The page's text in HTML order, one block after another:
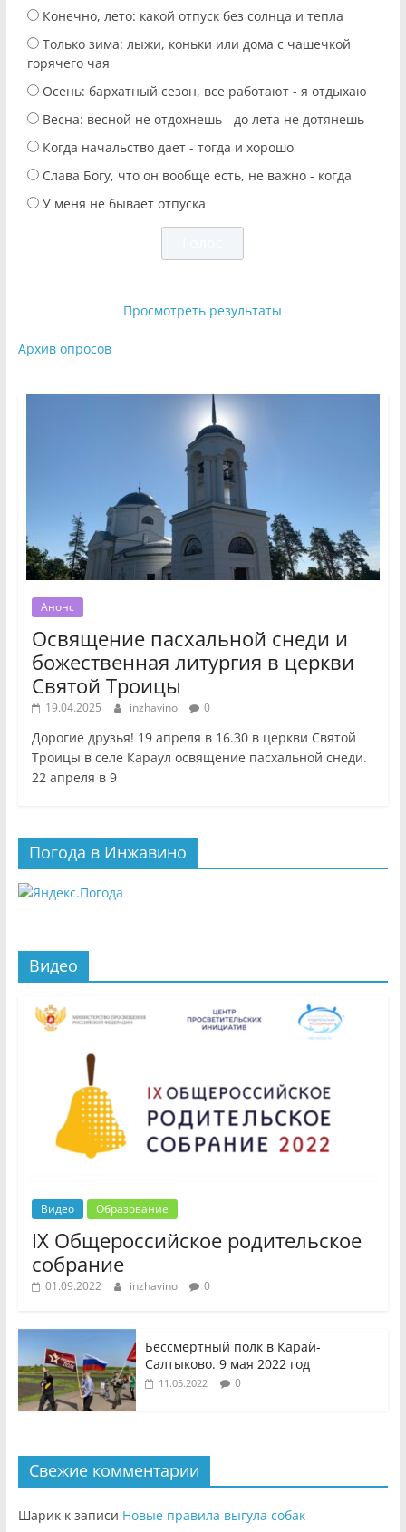
Конечно, лето: какой отпуск без солнца и тепла
Только зима: лыжи, коньки или дома с чашечкой
горячего чая
Осень: бархатный сезон, все работают - я отдыхаю
Весна: весной не отдохнешь - до лета не дотянешь
Когда начальство дает - тогда и хорошо
Слава Богу, что он вообще есть, не важно - когда
У меня не бывает отпуска
Просмотреть результаты
Архив опросов
Анонс
Освящение пасхальной снеди и
божественная литургия в церкви
Святой Троицы
19.04.2025 inzhavino 0
Дорогие друзья! 19 апреля в 16.30 в церкви Святой
Троицы в селе Караул освящение пасхальной снеди.
22 апреля в 9
Погода в Инжавино
Видео
Видео Образование
IX Общероссийское родительское
собрание
01.09.2022 inzhavino 0
Бессмертный полк в Карай-
Салтыково. 9 мая 2022 год
11.05.2022 0
Свежие комментарии
Шарикк записи Новые правила выгула собак